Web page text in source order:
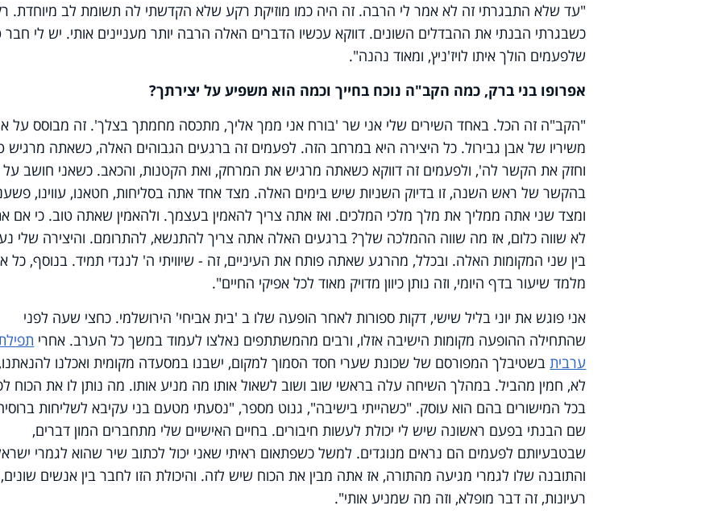
"עד שלא התבגרתי זה לא אמר לי הרבה. זה היה כמו מוזיקת רקע שלא הקדשתי לה תשומת לב מיוחדת.
כשבגרתי הבנתי את ההבדלים השונים. דווקא עכשיו הדברים האלה הרבה יותר מעניינים אותי. יש לי חבר
שלפעמים הולך איתו לויז'ניץ, ומאוד נהנה".
אפרופו בני ברק, כמה הקב"ה נוכח בחייך וכמה הוא משפיע על יצירתך?
"הקב"ה זה הכל. באחד השירים שלי אני שר 'בורח אני ממך אליך, מתכסה מחמתך בצלך'. זה מבוסס על
משיריו של אבן גבירול. כל היצירה היא במרחב הזה. לפעמים זה ברגעים הגבוהים האלה, כשאתה מרגיש
וחזק את הקשר לה', ולפעמים זה דווקא כשאתה מרגיש את המרחק, ואת הקטנות, והכאב. כשאני חושב על
בהקשר של ראש השנה, זו בדיוק השניות שיש בימים האלה. מצד אחד אתה בסליחות, חטאנו, עווינו,
ומצד שני אתה ממליך את מלך מלכי המלכים. ואז אתה צריך להאמין בעצמך. ולהאמין שאתה טוב. כי אם
לא שווה כלום, אז מה שווה ההמלכה שלך? ברגעים האלה אתה צריך להתנשא, להתרומם. והיצירה שלי
בין שני המקומות האלה. ובכלל, מהרגע שאתה פותח את העיניים, זה - שיוויתי ה' לנגדי תמיד. בנוסף, כל
מלמד שיעור בדף היומי, וזה נותן כיוון מדויק מאוד לכל אפיקי החיים".
אני פוגש את יוני בליל שישי, דקות ספורות לאחר הופעה שלו ב 'בית אביחי' הירושלמי. כחצי שעה לפני
שהתחילה ההופעה מקומות הישיבה אזלו, ורבים מהמשתתפים נאלצו לעמוד במשך כל הערב. אחרי
ערביתבשטיבלך המפורסם של שכונת שערי חסד הסמוך למקום, ישבנו במסעדה מקומית ואכלנו
לא, חמין מהביל. במהלך השיחה עלה בראשי שוב ושוב לשאול אותו מה מניע אותו. מה נותן לו את הכוח
בכל המישורים בהם הוא עוסק. "כשהייתי בישיבה", גנוט מספר, "נסעתי מטעם בני עקיבא לשליחות
שם הבנתי בפעם ראשונה שיש לי יכולת לעשות חיבורים. בחיים האישיים שלי מתחברים המון דברים,
שבטבעיותם לפעמים הם נראים מנוגדים. למשל כשפתאום ראיתי שאני יכול לכתוב שיר שהוא לגמרי
והתובנה שלו לגמרי מגיעה מהתורה, אז אתה מבין את הכוח שיש לזה. והיכולת הזו לחבר בין אנשים שונים,
רעיונות, זה דבר מופלא, וזה מה שמניע אותי".